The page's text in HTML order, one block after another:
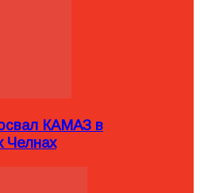
КАМАЗ в
Челнах